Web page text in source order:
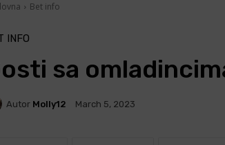
Bet info
INFO
sa
Autor Molly12 March 5, 2023